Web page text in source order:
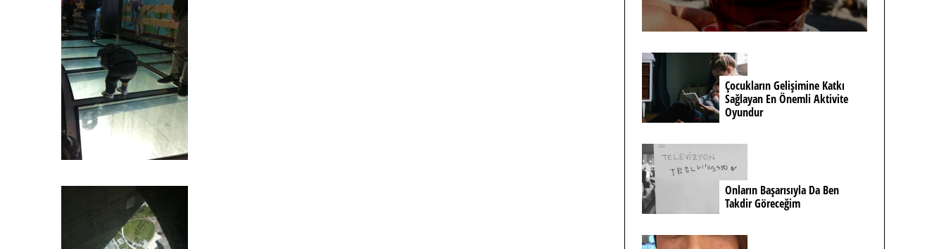
Çocukların Gelişimine Katkı
Sağlayan En Önemli Aktivite
Oyundur
Onların Başarısıyla Da Ben
Takdir Göreceğim